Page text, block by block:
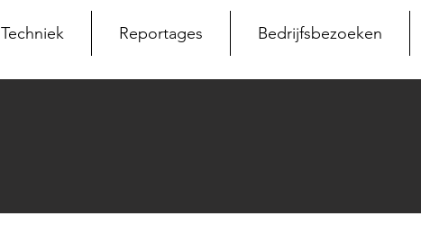
Techniek Reportages Bedrijfsbezoeken